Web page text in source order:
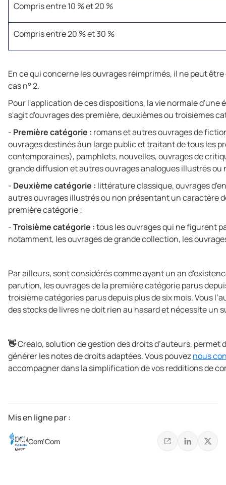
Compris entre 10 % et 20 %
Compris entre 20 % et 30 %
En ce qui concerne les ouvrages réimprimés, il ne peut
cas n° 2.
Pour l'application de ces dispositions, la vie normale
s'agit d'ouvrages des première, deuxièmes ou troisièmes
- Première catégorie : romans et autres ouvrages de
ouvrages destinés àun large public et traitant de tous les
contemporaines), pamphlets, nouvelles, ouvrages de
grande diffusion et autres ouvrages analogues illustrés ou
- Deuxième catégorie : littérature classique, ouvrages
autres ouvrages illustrés ou non présentant un caractère
première catégorie ;
-Troisième catégorie :tous les ouvrages qui ne figurent
notamment, les ouvrages de grande collection, les
Par ailleurs, sont considérés comme ayant un an
parution, les ouvrages de la première catégorie parus
troisième catégories parus depuis plus de six mois. Vous
des stocks de livres ne doit rien au hasard et nécessite un
👋Crealo, solution de gestion des droits d’auteurs,
générer les notes de droits adaptées. Vous pouveznous
accompagner dans la simplification de vos redditions de
Mis en ligne par :
Com'Com